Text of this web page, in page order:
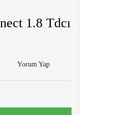
1.8 Tdcı
Yorum Yap